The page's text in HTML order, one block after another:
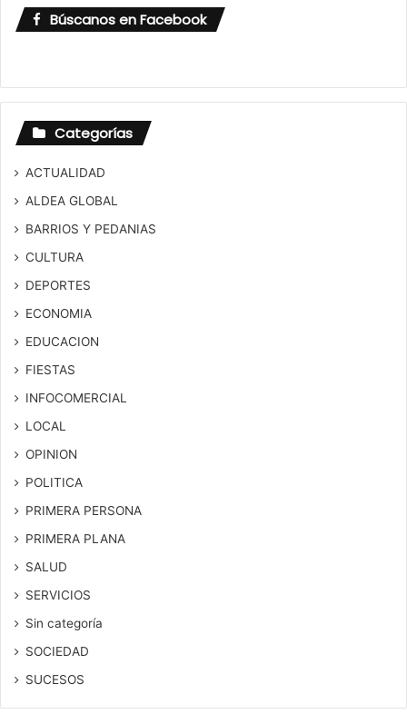
Búscanos en Facebook
Categorías
ACTUALIDAD
ALDEA GLOBAL
BARRIOS Y PEDANIAS
CULTURA
DEPORTES
ECONOMIA
EDUCACION
FIESTAS
INFOCOMERCIAL
LOCAL
OPINION
POLITICA
PRIMERA PERSONA
PRIMERA PLANA
SALUD
SERVICIOS
Sin categoría
SOCIEDAD
SUCESOS